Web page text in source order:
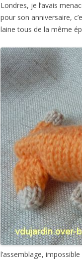
Londres, je l’avais
pour son anniversaire,
laine tous de la même
l’assemblage,